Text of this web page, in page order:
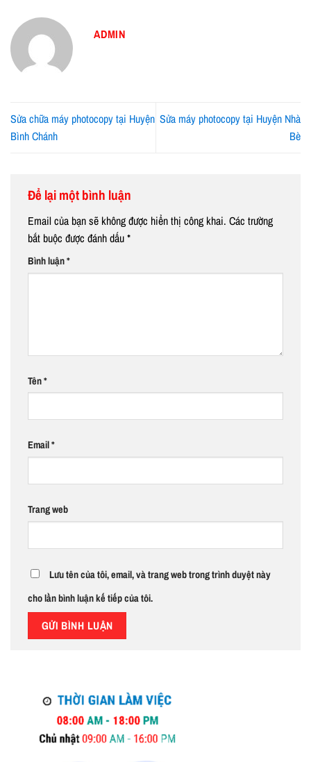
ADMIN
Sửa chữa máy photocopy tại Huyện
Bình Chánh
Sửa máy photocopy tại Huyện Nhà
Bè
Để lại một bình luận
Email của bạn sẽ không được hiển thị công khai. Các trường
bắt buộc được đánh dấu*
Bình luận*
Tên*
Email*
Trang web
Lưu tên của tôi, email, và trang web trong trình duyệt này
cho lần bình luận kế tiếp của tôi.